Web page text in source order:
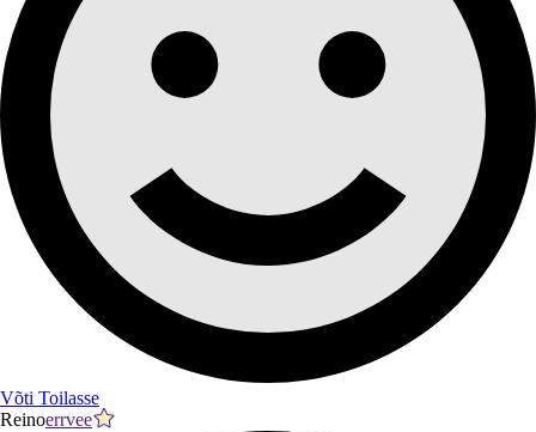
Võti Toilasse
Reinoerrvee